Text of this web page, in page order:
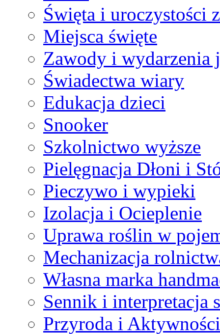
Święta i uroczystości
Miejsca święte
Zawody i wydarzenia
Świadectwa wiary
Edukacja dzieci
Snooker
Szkolnictwo wyższe
Pielęgnacja Dłoni i
Pieczywo i wypieki
Izolacja i Ocieplenie
Uprawa roślin w
Mechanizacja
Własna marka
Sennik i interpretacja
Przyroda i